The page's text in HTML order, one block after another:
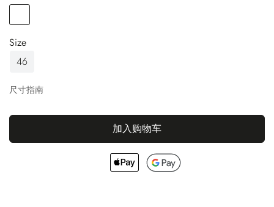
Size
46
尺寸指南
加入购物车